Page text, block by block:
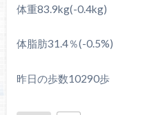
体重83.9kg(-0.4kg)
体脂肪31.4％(-0.5%)
昨日の歩数10290歩